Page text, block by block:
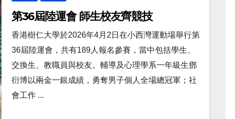
第36屆陸運會 師生校友齊競技
香港樹仁大學於2026年4月2日在小西灣運動場舉行第
36屆陸運會，共有189人報名參賽，當中包括學生、
交換生、教職員與校友。輔導及心理學系一年級生鄧
衍博以兩金一銀成績，勇奪男子個人全場總冠軍；社
會工作 ...